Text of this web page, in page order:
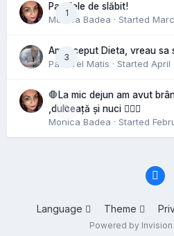
1
Pastilele de slăbit!
Monica Badea · Started
3
Am inceput Dieta, vreau sa
Pastorel Matis · Started April
0
🛑La mic dejun am avut
,dulceață și nuci 🤷🏻‍♀️
Monica Badea · Started
Language Theme
Powered by